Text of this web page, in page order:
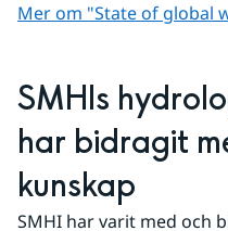
Mer om "State of global
SMHIs
har bidragit
kunskap
SMHI har varit med och